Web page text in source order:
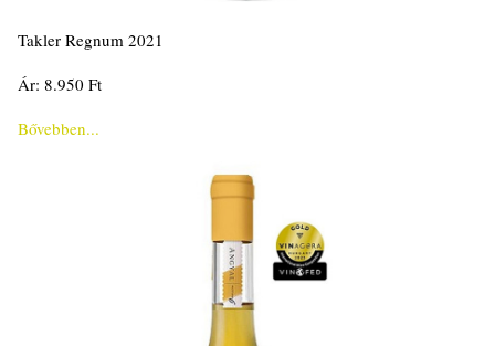
Takler Regnum 2021
Ár: 8.950 Ft
Bővebben...